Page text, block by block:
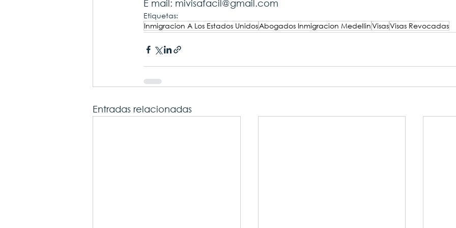
E mail: mivisafacil@gmail.com
Etiquetas:
Inmigracion A Los Estados UnidosAbogados Inmigracion MedellinVisasVisas Revocadas
Entradas relacionadas